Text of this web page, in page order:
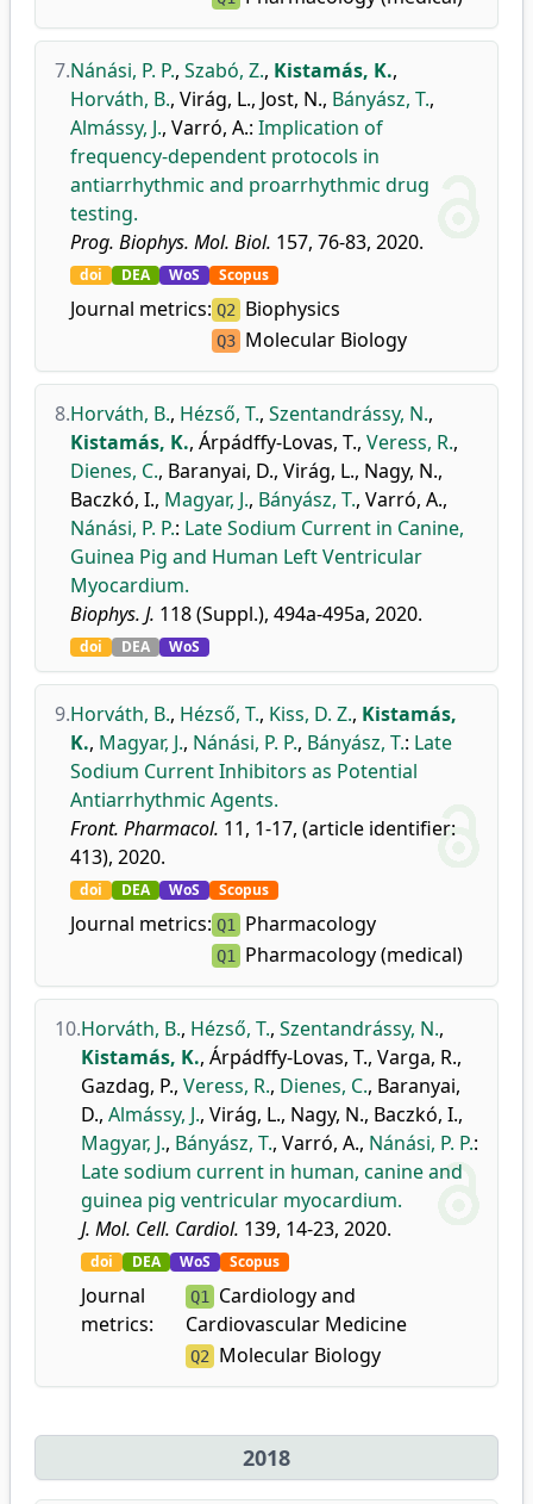
7.Nánási, P. P., Szabó, Z., Kistamás, K.,
Horváth, B., Virág, L., Jost, N., Bányász, T.,
Almássy, J., Varró, A.: Implication of
frequency-dependent protocols in
antiarrhythmic and proarrhythmic drug
testing.
Prog. Biophys. Mol. Biol. 157, 76-83, 2020.
doi DEA WoS Scopus
Journal metrics: Q2 Biophysics
Q3 Molecular Biology
8.Horváth, B., Hézső, T., Szentandrássy, N.,
Kistamás, K., Árpádffy-Lovas, T., Veress, R.,
Dienes, C., Baranyai, D., Virág, L., Nagy, N.,
Baczkó, I., Magyar, J., Bányász, T., Varró, A.,
Nánási, P. P.: Late Sodium Current in Canine,
Guinea Pig and Human Left Ventricular
Myocardium.
Biophys. J. 118 (Suppl.), 494a-495a, 2020.
doi DEA WoS
9.Horváth, B., Hézső, T., Kiss, D. Z., Kistamás,
K., Magyar, J., Nánási, P. P., Bányász, T.: Late
Sodium Current Inhibitors as Potential
Antiarrhythmic Agents.
Front. Pharmacol. 11, 1-17, (article identifier:
413), 2020.
doi DEA WoS Scopus
Journal metrics: Q1 Pharmacology
Q1 Pharmacology (medical)
10.Horváth, B., Hézső, T., Szentandrássy, N.,
Kistamás, K., Árpádffy-Lovas, T., Varga, R.,
Gazdag, P., Veress, R., Dienes, C., Baranyai,
D., Almássy, J., Virág, L., Nagy, N., Baczkó, I.,
Magyar, J., Bányász, T., Varró, A., Nánási, P. P.:
Late sodium current in human, canine and
guinea pig ventricular myocardium.
J. Mol. Cell. Cardiol. 139, 14-23, 2020.
doi DEA WoS Scopus
Journal
metrics:
Q1 Cardiology and
Cardiovascular Medicine
Q2 Molecular Biology
2018